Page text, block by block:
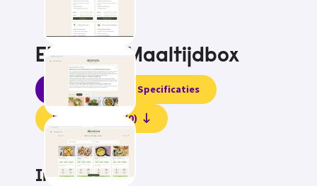
Ekomenu Maaltijdbox
Informatie Specificaties
Beoordelingen (0)
Informatie